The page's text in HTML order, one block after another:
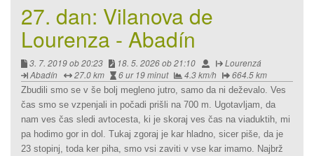
27. dan: Vilanova de
Lourenza - Abadín
Ustvarjeno:
3. 7. 2019 ob 20:23 Urejeno:
18. 5. 2026 ob 21:10 Avtor:Izhodišče:
Lourenzá
Cilj:Abadín Razdalja:
27.0 km Čas:
6 ur 19 minut Povprečna
histrost:
4.3 km/h Razdalja
od
zacetka
poti:
664.5 km
Zbudili smo se v še bolj megleno jutro, samo da ni deževalo. Ves
čas smo se vzpenjali in počadi prišli na 700 m. Ugotavljam, da
nam ves čas sledi avtocesta, ki je skoraj ves čas na viaduktih, mi
pa hodimo gor in dol. Tukaj zgoraj je kar hladno, sicer piše, da je
23 stopinj, toda ker piha, smo vsi zaviti v vse kar imamo. Najbrž